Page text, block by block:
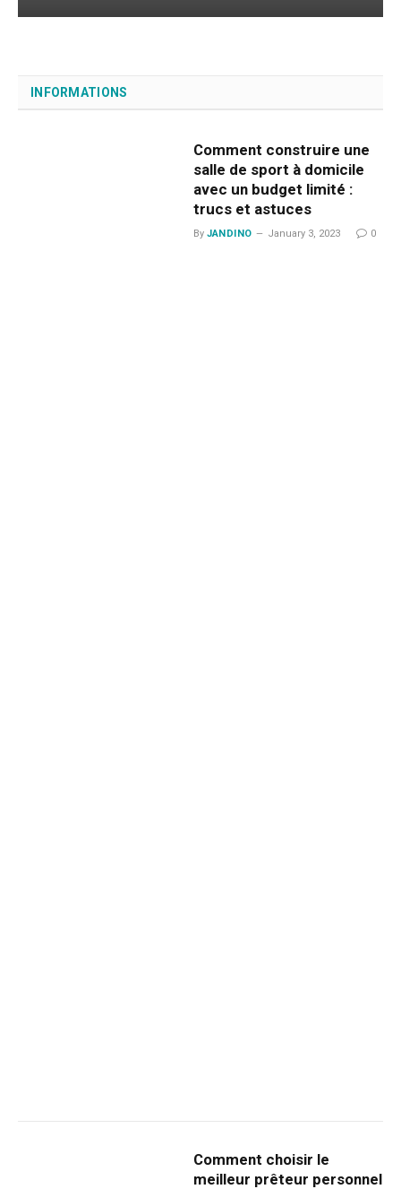
INFORMATIONS
Comment construire une
salle de sport à domicile
avec un budget limité :
trucs et astuces
By JANDINO January 3, 2023 0
Comment choisir le
meilleur prêteur personnel